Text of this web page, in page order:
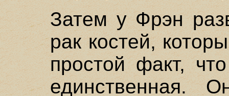
Затем у Фрэн
рак костей,
простой факт,
единственная.